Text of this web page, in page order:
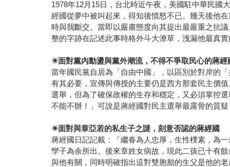
1978年12月15日，台北時近午夜，美國駐中華民國
經國從夢中被叫起來，得知後憤怒不已。幾天後他
時與我斷交。當即以嚴肅態度向其提出最嚴重之抗
整的字跡在記述此事時格外斗大潦草，洩漏他最真
☀面對黨內動盪與黨外潮流，不得不爭取民心的蔣經
當年國民黨自居為「自由中國」，以區別於對岸的
有其必要，宣傳與傳授的主要仍是西方那套民主價
選舉，但為了確保政權的生存和穩定，又必須掌控
不能不辦！」可說是蔣經國對民主選舉最露骨的質
☀面對與章亞若的私生子之謎，刻意否認的蔣經國
蔣經國日記記載：「繼春為人忠厚，生性樸素，為
孿子為余所出。後來章姓女病故，現此二孩已十有
與他有關，同時明確指出這對雙胞胎的生父是他的